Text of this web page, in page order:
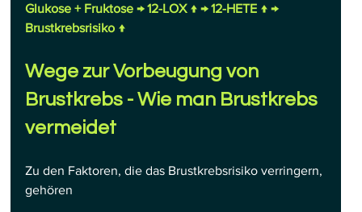
Glukose + Fruktose → 12-LOX ↑ → 12-HETE ↑ →
Brustkrebsrisiko ↑
Wege zur Vorbeugung von
Brustkrebs - Wie man Brustkrebs
vermeidet
Zu den Faktoren, die das Brustkrebsrisiko verringern,
gehören